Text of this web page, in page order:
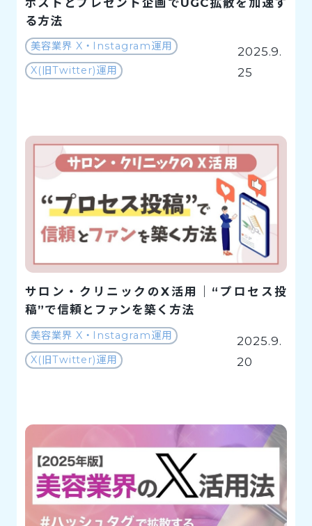
る方法
美容業界 X・Instagram運用
X(旧Twitter)運用
2025.9.
25
サロン・クリニックのX活用｜“プロセス投
稿”で信頼とファンを築く方法
美容業界 X・Instagram運用
X(旧Twitter)運用
2025.9.
20